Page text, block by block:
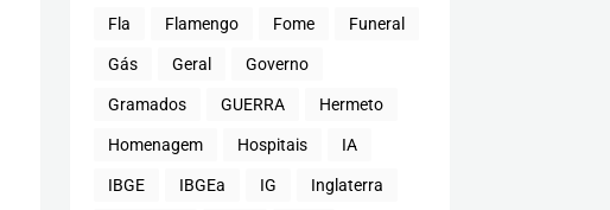
Fla Flamengo Fome Funeral
Gás Geral Governo
Gramados GUERRA Hermeto
Homenagem Hospitais IA
IBGE IBGEa IG Inglaterra